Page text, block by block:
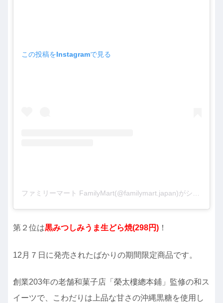
この投稿をInstagramで見る
第２位は黒みつしみうま生どら焼(298円) ！
12月７日に発売されたばかりの期間限定商品です。
創業203年の老舗和菓子店「榮太樓總本鋪」監修の和ス
イーツで、こわだりは上品な甘さの沖縄黒糖を使用し